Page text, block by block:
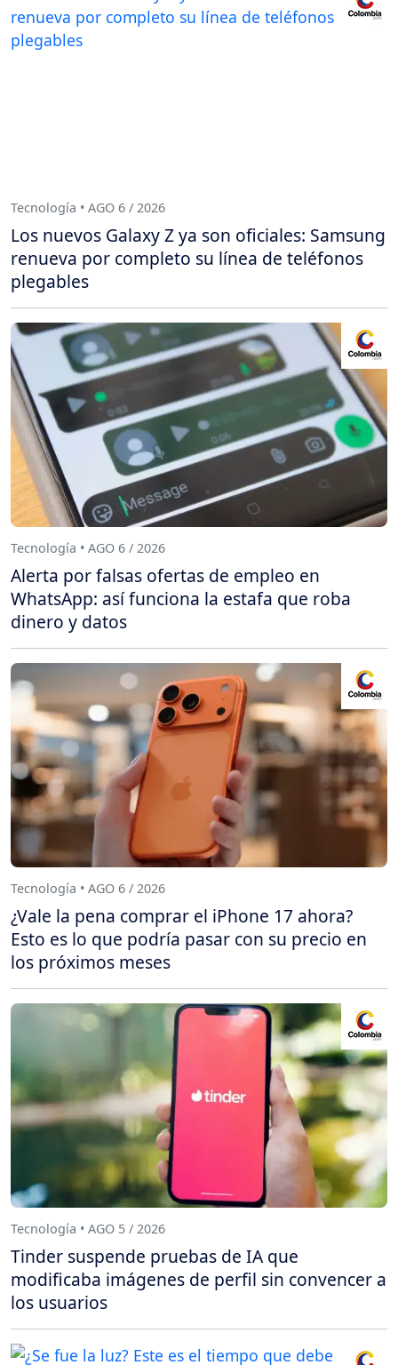
Tecnología • AGO 6 / 2026
Los nuevos Galaxy Z ya son oficiales: Samsung
renueva por completo su línea de teléfonos
plegables
Tecnología • AGO 6 / 2026
Alerta por falsas ofertas de empleo en
WhatsApp: así funciona la estafa que roba
dinero y datos
Tecnología • AGO 6 / 2026
¿Vale la pena comprar el iPhone 17 ahora?
Esto es lo que podría pasar con su precio en
los próximos meses
Tecnología • AGO 5 / 2026
Tinder suspende pruebas de IA que
modificaba imágenes de perfil sin convencer a
los usuarios